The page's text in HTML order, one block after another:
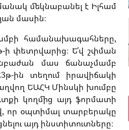
մեկնաբանել է Իլհամ
մասին։
համանախագահները,
ի փետրվարից։ Ե՛վ շփման
մաս ճանաչմամբ
ին տեղում իրավիճակի
ԵԱՀԿ Մինսկի խումբը
կողմից այդ ֆորմատի
որ օպտիմալ տարբերակը
այդ ինստիտուտները։